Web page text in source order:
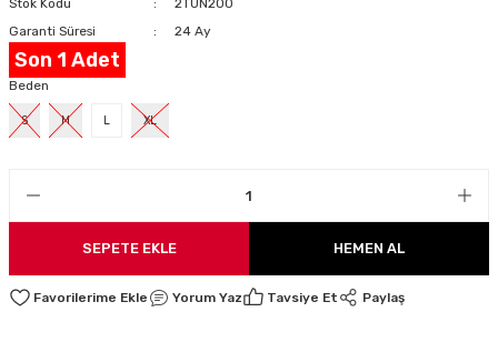
Stok Kodu
2TUN200
Garanti Süresi
24 Ay
Son 1 Adet
Beden
S M L XL
SEPETE EKLE HEMEN AL
Yorum Yaz Tavsiye Et Paylaş